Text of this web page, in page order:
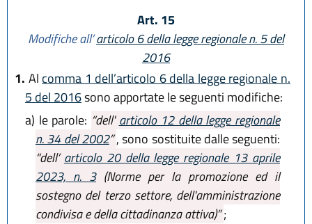
Art. 15
Modifiche all’articolo 6 della legge regionale n. 5 del
2016
1. Al comma 1 dell’articolo 6 della legge regionale n.
5 del 2016sono apportate le seguenti modifiche:
a) le parole: “dell'articolo 12 della legge regionale
n. 34 del 2002”, sono sostituite dalle seguenti:
“dell’articolo 20 della legge regionale 13 aprile
2023, n. 3(Norme per la promozione ed il
sostegno del terzo settore, dell'amministrazione
condivisa e della cittadinanza attiva)”;